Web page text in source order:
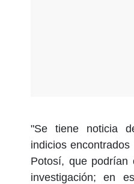
"Se tiene noticia
indicios
Potosí, que podrían
investigación; en